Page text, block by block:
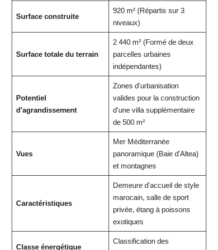
Surface construite
920 m² (Répartis sur 3
niveaux)
Surface totale du terrain
2 440 m² (Formé de deux
parcelles urbaines
indépendantes)
Potentiel
d'agrandissement
Zones d'urbanisation
valides pour la construction
d'une villa supplémentaire
de 500 m²
Vues
Mer Méditerranée
panoramique (Baie d'Altea)
et montagnes
Caractéristiques
Demeure d'accueil de style
marocain, salle de sport
privée, étang à poissons
exotiques
Classe énergétique
Classification des